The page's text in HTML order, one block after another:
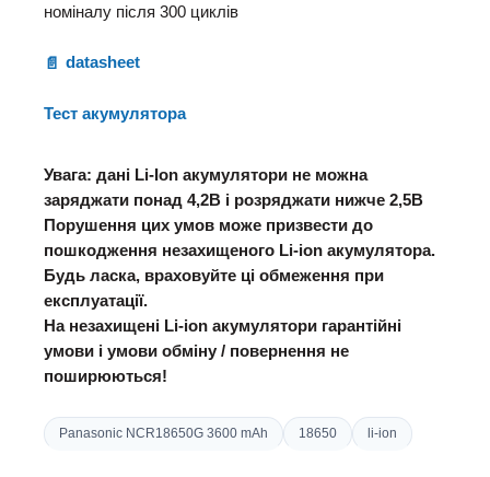
номіналу після 300 циклів
datasheet
Тест акумулятора
Увага: дані Li-Ion акумулятори не можна
заряджати понад 4,2В і розряджати нижче 2,5В
Порушення цих умов може призвести до
пошкодження незахищеного Li-ion акумулятора.
Будь ласка, враховуйте ці обмеження при
експлуатації.
На незахищені Li-ion акумулятори гарантійні
умови і умови обміну / повернення не
поширюються!
Panasonic NCR18650G 3600 mAh 18650 li-ion